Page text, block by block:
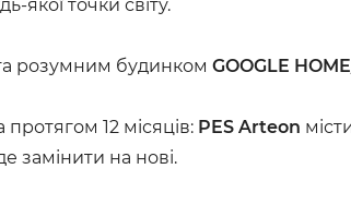
якої точки світу.
розумним будинком GOOGLE
12 місяців: PES Arteon
замінити на нові.